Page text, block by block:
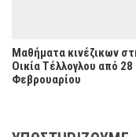
Μαθήματα κινέζικων
Οικία Τέλλογλου από 28
Φεβρουαρίου